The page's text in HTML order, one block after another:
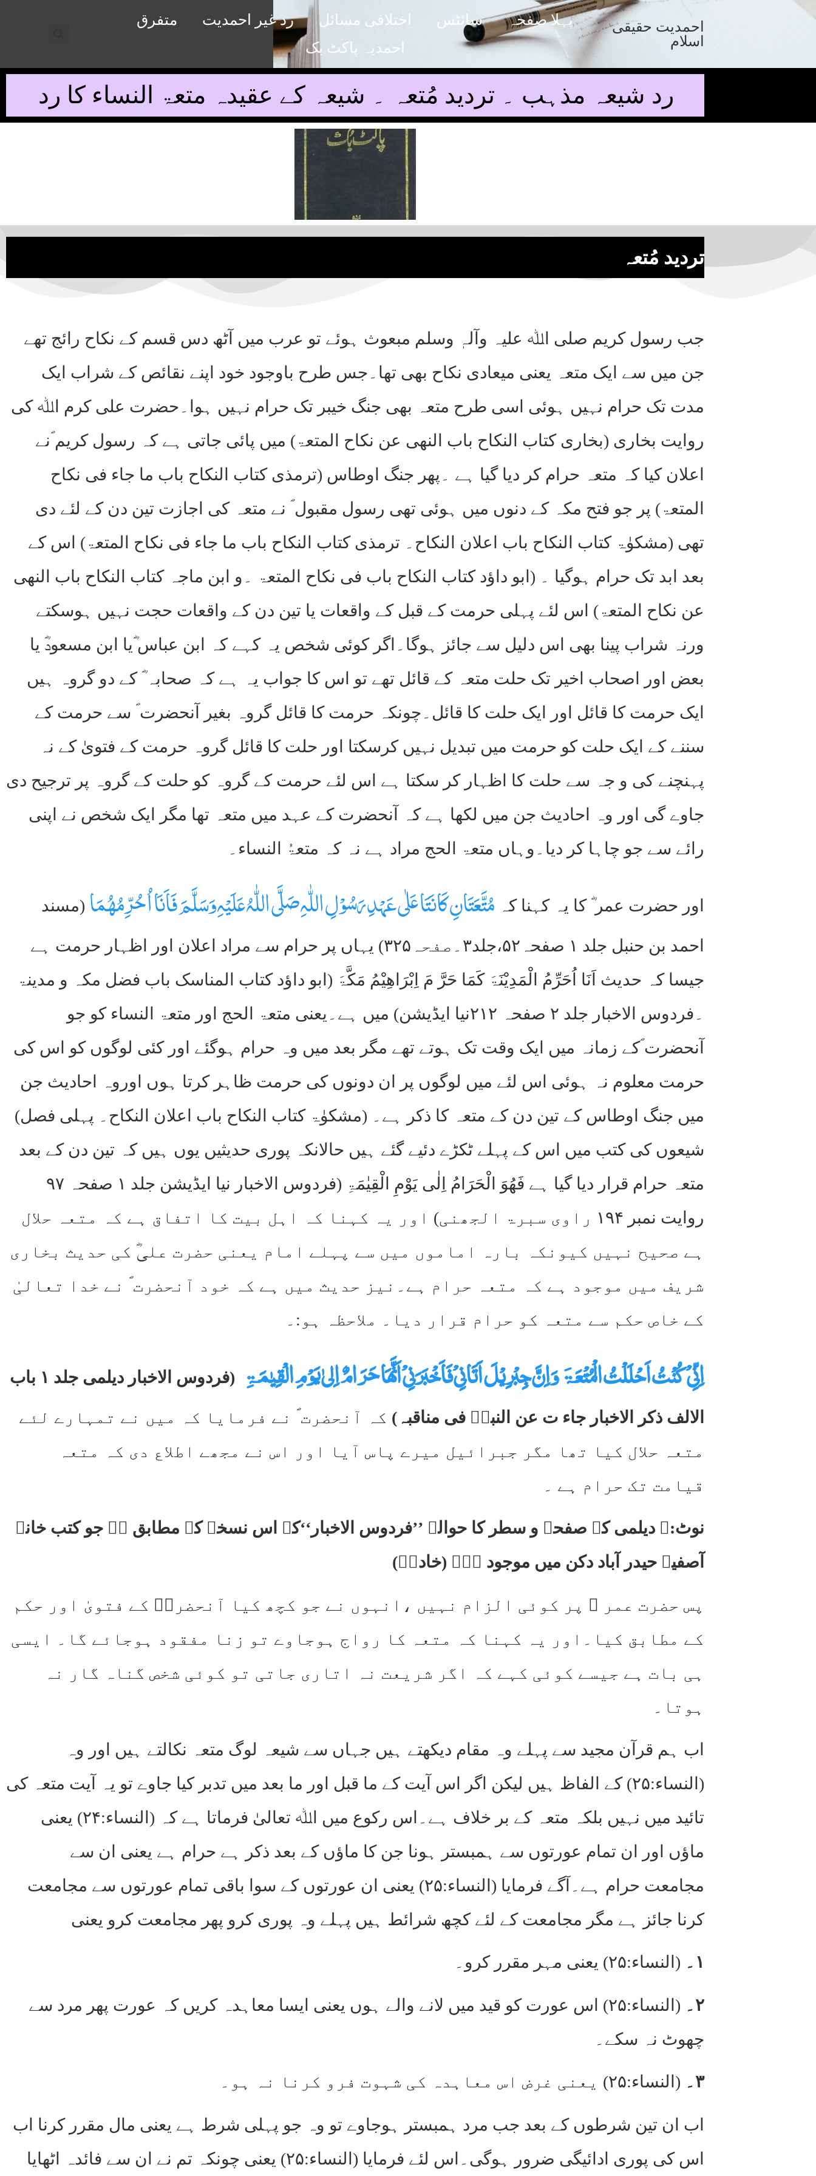
پہلا صفحہ سائٹس اختلافی مسائل رد غیر احمدیت
متفرق
احمدیہ پاکٹ بک
احمدیت حقیقی
اسلام
رد شیعہ مذہب ۔ تردید مُتعہ ۔ شیعہ کے عقیدہ متعۃ النساء کا رد
تردید مُتعہ
جب رسول کریم صلی اﷲ علیہ وآلہٖ وسلم مبعوث ہوئے تو عرب میں آٹھ دس قسم کے نکاح رائج تھے
جن میں سے ایک متعہ یعنی میعادی نکاح بھی تھا۔جس طرح باوجود خود اپنے نقائص کے شراب ایک
مدت تک حرام نہیں ہوئی اسی طرح متعہ بھی جنگ خیبر تک حرام نہیں ہوا۔حضرت علی کرم اﷲ کی
روایت بخاری (بخاری کتاب النکاح باب النھی عن نکاح المتعۃ) میں پائی جاتی ہے کہ رسول کریم ؐنے
اعلان کیا کہ متعہ حرام کر دیا گیا ہے ۔پھر جنگ اوطاس (ترمذی کتاب النکاح باب ما جاء فی نکاح
المتعۃ) پر جو فتح مکہ کے دنوں میں ہوئی تھی رسول مقبول ؐ نے متعہ کی اجازت تین دن کے لئے دی
تھی (مشکوٰۃ کتاب النکاح باب اعلان النکاح۔ ترمذی کتاب النکاح باب ما جاء فی نکاح المتعۃ) اس کے
بعد ابد تک حرام ہوگیا ۔ (ابو داؤد کتاب النکاح باب فی نکاح المتعۃ ۔و ابن ماجہ کتاب النکاح باب النھی
عن نکاح المتعۃ) اس لئے پہلی حرمت کے قبل کے واقعات یا تین دن کے واقعات حجت نہیں ہوسکتے
ورنہ شراب پینا بھی اس دلیل سے جائز ہوگا۔اگر کوئی شخص یہ کہے کہ ابن عباس ؓیا ابن مسعودؓ یا
بعض اور اصحاب اخیر تک حلت متعہ کے قائل تھے تو اس کا جواب یہ ہے کہ صحابہ ؓ کے دو گروہ ہیں
ایک حرمت کا قائل اور ایک حلت کا قائل۔چونکہ حرمت کا قائل گروہ بغیر آنحضرت ؐ سے حرمت کے
سننے کے ایک حلت کو حرمت میں تبدیل نہیں کرسکتا اور حلت کا قائل گروہ حرمت کے فتویٰ کے نہ
پہنچنے کی و جہ سے حلت کا اظہار کر سکتا ہے اس لئے حرمت کے گروہ کو حلت کے گروہ پر ترجیح دی
جاوے گی اور وہ احادیث جن میں لکھا ہے کہ آنحضرت کے عہد میں متعہ تھا مگر ایک شخص نے اپنی
رائے سے جو چاہا کر دیا۔وہاں متعۃ الحج مراد ہے نہ کہ متعۃُ النساء۔
اور حضرت عمر ؓ کا یہ کہنا کہ مُتَّعَتَانِ کَانَتَا عَلٰی عَہْدِ رَسُوْلِ اللّٰہِ صَلَّی اللّٰہُ عَلَیْہِ وَسَلَّمَ فَاَنَا اُ حُرِّمُھُمَا (مسند
احمد بن حنبل جلد ۱ صفحہ۵۲،جلد۳۔صفحہ۳۲۵) یہاں پر حرام سے مراد اعلان اور اظہار حرمت ہے
جیسا کہ حدیث اَنَا اُحَرِّمُ الْمَدِیْنَۃَ کَمَا حَرَّ مَ اِبْرَاھِیْمُ مَکَّۃَ (ابو داؤد کتاب المناسک باب فضل مکہ و مدینۃ
۔فردوس الاخبار جلد ۲ صفحہ ۲۱۲نیا ایڈیشن) میں ہے۔یعنی متعۃ الحج اور متعۃ النساء کو جو
آنحضرت ؐکے زمانہ میں ایک وقت تک ہوتے تھے مگر بعد میں وہ حرام ہوگئے اور کئی لوگوں کو اس کی
حرمت معلوم نہ ہوئی اس لئے میں لوگوں پر ان دونوں کی حرمت ظاہر کرتا ہوں اوروہ احادیث جن
میں جنگ اوطاس کے تین دن کے متعہ کا ذکر ہے۔ (مشکوٰۃ کتاب النکاح باب اعلان النکاح۔ پہلی فصل)
شیعوں کی کتب میں اس کے پہلے ٹکڑے دئیے گئے ہیں حالانکہ پوری حدیثیں یوں ہیں کہ تین دن کے بعد
متعہ حرام قرار دیا گیا ہے فَھُوَ الْحَرَامُ اِلٰی یَوْمِ الْقِیٰمَۃِ (فردوس الاخبار نیا ایڈیشن جلد ۱ صفحہ ۹۷
روایت نمبر ۱۹۴ راوی سبرۃ الجھنی) اور یہ کہنا کہ اہل بیت کا اتفاق ہے کہ متعہ حلال
ہے صحیح نہیں کیونکہ بارہ اماموں میں سے پہلے امام یعنی حضرت علیؓ کی حدیث بخاری
شریف میں موجود ہے کہ متعہ حرام ہے۔نیز حدیث میں ہے کہ خود آنحضرت ؐ نے خدا تعالیٰ
کے خاص حکم سے متعہ کو حرام قرار دیا۔ ملاحظہ ہو:۔
اِنِّیْ کُنْتُ اَحْلَلْتُ الْمُتْعَۃَ وَاِنَّ جِبْرِیْلَ اَتَانِیْ فَاَخْبَرَنِیْ اَنَّھَا حَرَامٌ اِلیٰ یَوْمِ الْقِیٰمَۃِ (فردوس الاخبار دیلمی جلد ۱ باب
الالف ذکر الاخبار جاء ت عن النبیؐ فی مناقبہ) کہ آنحضرت ؐ نے فرمایا کہ میں نے تمہارے لئے
متعہ حلال کیا تھا مگر جبرائیل میرے پاس آیا اور اس نے مجھے اطلاع دی کہ متعہ
قیامت تک حرام ہے ۔
نوٹ:۔ دیلمی کے صفحہ و سطر کا حوالہ ’’فردوس الاخبار‘‘کے اس نسخے کے مطابق ہے جو کتب خانہ
آصفیہ حیدر آباد دکن میں موجود ہے۔ (خادمؔ)
پس حضرت عمر ؓ پر کوئی الزام نہیں ،انہوں نے جو کچھ کیا آنحضرتؐ کے فتویٰ اور حکم
کے مطابق کیا۔اور یہ کہنا کہ متعہ کا رواج ہوجاوے تو زنا مفقود ہوجائے گا۔ ایسی
ہی بات ہے جیسے کوئی کہے کہ اگر شریعت نہ اتاری جاتی تو کوئی شخص گناہ گار نہ
ہوتا۔
اب ہم قرآن مجید سے پہلے وہ مقام دیکھتے ہیں جہاں سے شیعہ لوگ متعہ نکالتے ہیں اور وہ
(النساء:۲۵) کے الفاظ ہیں لیکن اگر اس آیت کے ما قبل اور ما بعد میں تدبر کیا جاوے تو یہ آیت متعہ کی
تائید میں نہیں بلکہ متعہ کے بر خلاف ہے۔اس رکوع میں اﷲ تعالیٰ فرماتا ہے کہ (النساء:۲۴) یعنی
ماؤں اور ان تمام عورتوں سے ہمبستر ہونا جن کا ماؤں کے بعد ذکر ہے حرام ہے یعنی ان سے
مجامعت حرام ہے۔آگے فرمایا (النساء:۲۵) یعنی ان عورتوں کے سوا باقی تمام عورتوں سے مجامعت
کرنا جائز ہے مگر مجامعت کے لئے کچھ شرائط ہیں پہلے وہ پوری کرو پھر مجامعت کرو یعنی
۱۔ (النساء:۲۵) یعنی مہر مقرر کرو۔
۲۔
(النساء:۲۵) اس عورت کو قید میں لانے والے ہوں یعنی ایسا معاہدہ کریں کہ عورت پھر مرد سے
چھوٹ نہ سکے۔
۳۔ (النساء:۲۵) یعنی غرض اس معاہدہ کی شہوت فرو کرنا نہ ہو۔
اب ان تین شرطوں کے بعد جب مرد ہمبستر ہوجاوے تو وہ جو پہلی شرط ہے یعنی مال مقرر کرنا اب
اس کی پوری ادائیگی ضرور ہوگی۔اس لئے فرمایا (النساء:۲۵) یعنی چونکہ تم نے ان سے فائدہ اٹھایا